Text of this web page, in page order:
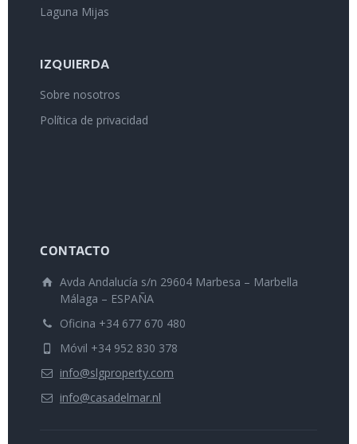
Laguna Mijas
IZQUIERDA
Sobre nosotros
Política de privacidad
CONTACTO
Avda Andalucía s/n 29604 Marbesa – Marbella
Málaga – ESPAÑA
Oficina +34 677 670 480
Móvil +34 952 830 378
info@slgproperty.com
info@casadelmar.nl